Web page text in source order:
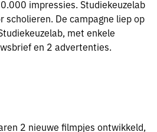
impressies. Studiekeuzelab
scholieren. De campagne liep op
met enkele
en 2 advertenties.
2 nieuwe filmpjes ontwikkeld,